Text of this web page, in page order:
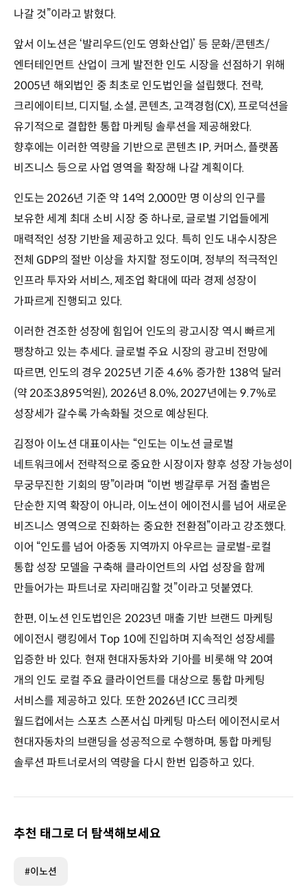
나갈 것”이라고 밝혔다.
앞서 이노션은 ‘발리우드(인도 영화산업)’ 등 문화/콘텐츠/
엔터테인먼트 산업이 크게 발전한 인도 시장을 선점하기 위해
2005년 해외법인 중 최초로 인도법인을 설립했다. 전략,
크리에이티브, 디지털, 소셜, 콘텐츠, 고객경험(CX), 프로덕션을
유기적으로 결합한 통합 마케팅 솔루션을 제공해왔다.
향후에는 이러한 역량을 기반으로 콘텐츠 IP, 커머스, 플랫폼
비즈니스 등으로 사업 영역을 확장해 나갈 계획이다.
인도는 2026년 기준 약 14억 2,000만 명 이상의 인구를
보유한 세계 최대 소비 시장 중 하나로, 글로벌 기업들에게
매력적인 성장 기반을 제공하고 있다. 특히 인도 내수시장은
전체 GDP의 절반 이상을 차지할 정도이며, 정부의 적극적인
인프라 투자와 서비스, 제조업 확대에 따라 경제 성장이
가파르게 진행되고 있다.
이러한 견조한 성장에 힘입어 인도의 광고시장 역시 빠르게
팽창하고 있는 추세다. 글로벌 주요 시장의 광고비 전망에
따르면, 인도의 경우 2025년 기준 4.6% 증가한 138억 달러
(약 20조3,895억원), 2026년 8.0%, 2027년에는 9.7%로
성장세가 갈수록 가속화될 것으로 예상된다.
김정아 이노션 대표이사는 “인도는 이노션 글로벌
네트워크에서 전략적으로 중요한 시장이자 향후 성장 가능성이
무궁무진한 기회의 땅”이라며 “이번 벵갈루루 거점 출범은
단순한 지역 확장이 아니라, 이노션이 에이전시를 넘어 새로운
비즈니스 영역으로 진화하는 중요한 전환점”이라고 강조했다.
이어 “인도를 넘어 아중동 지역까지 아우르는 글로벌-로컬
통합 성장 모델을 구축해 클라이언트의 사업 성장을 함께
만들어가는 파트너로 자리매김할 것”이라고 덧붙였다.
한편, 이노션 인도법인은 2023년 매출 기반 브랜드 마케팅
에이전시 랭킹에서 Top 10에 진입하며 지속적인 성장세를
입증한 바 있다. 현재 현대자동차와 기아를 비롯해 약 20여
개의 인도 로컬 주요 클라이언트를 대상으로 통합 마케팅
서비스를 제공하고 있다. 또한 2026년 ICC 크리켓
월드컵에서는 스포츠 스폰서십 마케팅 마스터 에이전시로서
현대자동차의 브랜딩을 성공적으로 수행하며, 통합 마케팅
솔루션 파트너로서의 역량을 다시 한번 입증하고 있다.
추천 태그로 더 탐색해보세요
#이노션